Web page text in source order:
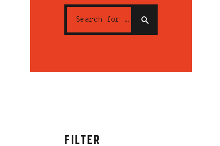
FILTER